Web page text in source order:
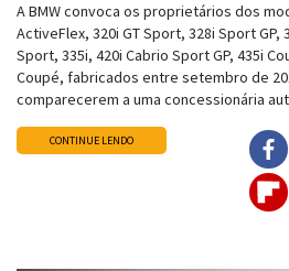
A BMW convoca os proprietários dos
ActiveFlex, 320i GT Sport, 328i Sport GP,
Sport, 335i, 420i Cabrio Sport GP, 435i
Coupé, fabricados entre setembro de
comparecerem a uma concessionária
CONTINUE LENDO